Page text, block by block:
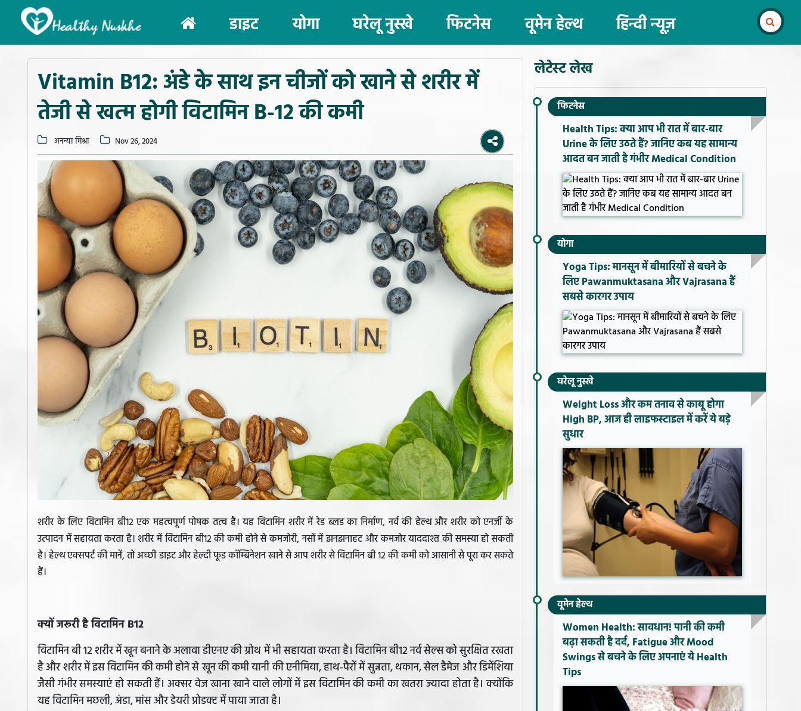
(current)
डाइट योगा घरेलू नुस्खे फिटनेस वूमेन हेल्थ हिन्दी न्यूज़
Vitamin B12: अंडे के साथ इन चीजों को खाने से शरीर में
तेजी से खत्म होगी विटामिन B-12 की कमी
अनन्या मिश्रा Nov 26, 2024
शरीर के लिए विटामिन बी12 एक महत्वपूर्ण पोषक तत्व है। यह विटामिन शरीर में रेड ब्लड का निर्माण, नर्व की हेल्थ और शरीर को एनर्जी के
उत्पादन में सहायता करता है। शरीर में विटामिन बी12 की कमी होने से कमजोरी, नसों में झनझनाहट और कमजोर याददाश्त की समस्या हो सकती
है। हेल्थ एक्सपर्ट की मानें, तो अच्छी डाइट और हेल्दी फूड कॉम्बिनेशन खाने से आप शरीर से विटामिन बी 12 की कमी को आसानी से पूरा कर सकते
हैं।
क्यों जरूरी है विटामिन B12
विटामिन बी 12 शरीर में खून बनाने के अलावा डीएनए की ग्रोथ में भी सहायता करता है। विटामिन बी12 नर्व सेल्स को सुरक्षित रखता
है और शरीर में इस विटामिन की कमी होने से खून की कमी यानी की एनीमिया, हाथ-पैरों में सुन्नता, थकान, सेल डैमेज और डिमेंशिया
जैसी गंभीर समस्याएं हो सकती हैं। अक्सर वेज खाना खाने वाले लोगों में इस विटामिन की कमी का खतरा ज्यादा होता है। क्योंकि
यह विटामिन मछली, अंडा, मांस और डेयरी प्रोडक्ट में पाया जाता है।
लेटेस्ट लेख
फिटनेस
Health Tips: क्या आप भी रात में बार-बार
Urine के लिए उठते हैं? जानिए कब यह सामान्य
आदत बन जाती है गंभीर Medical Condition
योगा
Yoga Tips: मानसून में बीमारियों से बचने के
लिए Pawanmuktasana और Vajrasana हैं
सबसे कारगर उपाय
घरेलू नुस्खे
Weight Loss और कम तनाव से काबू होगा
High BP, आज ही लाइफस्टाइल में करें ये बड़े
सुधार
वूमेन हेल्थ
Women Health: सावधान! पानी की कमी
बढ़ा सकती है दर्द, Fatigue और Mood
Swings से बचने के लिए अपनाएं ये Health
Tips